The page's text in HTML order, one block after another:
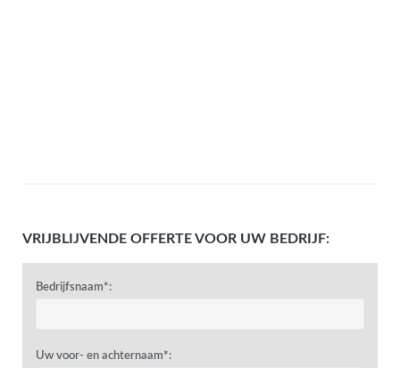
VRIJBLIJVENDE OFFERTE VOOR UW BEDRIJF:
Bedrijfsnaam*:
Uw voor- en achternaam*: